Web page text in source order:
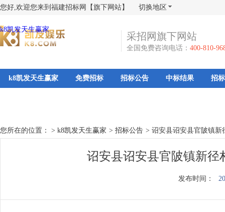
您好,欢迎您来到福建招标网【旗下网站】 切换地区
k8凯发天生赢家
采招网旗下网站
全国免费咨询电话： 400-810-
k8凯发天生赢家 免费招标 招标公告 中标结果 招
您所在的位置： > k8凯发天生赢家 > 招标公告 > 诏安县诏安县官陂镇新
诏安县诏安县官陂镇新径
发布时间：